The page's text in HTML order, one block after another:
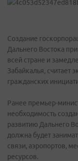
Создание
Дальнего Востока
всей стране и
Забайкалья, считает
гражданских
Ранее премьер-
необходимость
развитию Дальнего
должна будет
связи, аэропортов,
ресурсов.